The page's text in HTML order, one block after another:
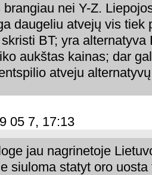
nei Y-Z.
daugeliu atvejų vis tiek
BT; yra alternatyva
aukštas kainas; dar
atveju
05 7, 17:13
jau nagrinetoje
siuloma statyt oro